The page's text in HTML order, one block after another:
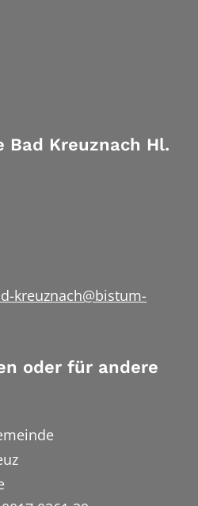
Bad Kreuznach Hl.
kreuznach@bistum-
oder für andere